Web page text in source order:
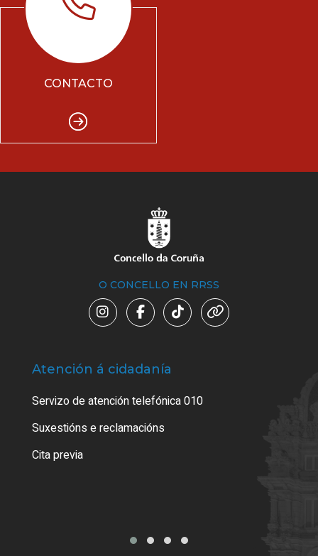
CONTACTO
O CONCELLO EN RRSS
Atención á cidadanía
Servizo de atención telefónica 010
Suxestións e reclamacións
Cita previa